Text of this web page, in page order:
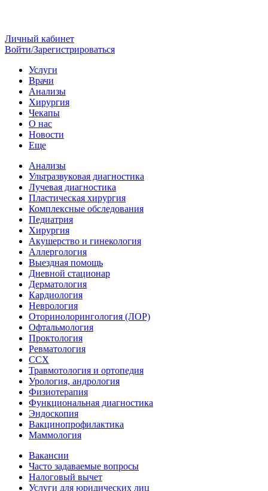
Личный кабинет
Войти/Зарегистрироваться
Услуги
Врачи
Анализы
Хирургия
Чекапы
О нас
Новости
Еще
Анализы
Ультразвуковая диагностика
Лучевая диагностика
Пластическая хирургия
Комплексные обследования
Педиатрия
Хирургия
Акушерство и гинекология
Аллергология
Выездная помощь
Дневной стационар
Дерматология
Кардиология
Неврология
Оторинолорингология (ЛОР)
Офтальмология
Проктология
Ревматология
ССХ
Травмотология и ортопедия
Урология, андрология
Физиотерапия
Функциональная диагностика
Эндоскопия
Вакцинопрофилактика
Маммология
Вакансии
Часто задаваемые вопросы
Налоговый вычет
Услуги для юридических лиц